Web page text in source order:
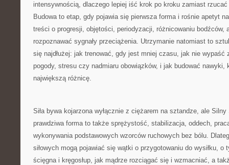
intensywnością, dlaczego lepiej iść krok po kroku zamiast rzucać
Budowa to etap, gdy pojawia się pierwsza forma i rośnie apetyt
treści o progresji, objętości, periodyzacji, różnicowaniu bodźców,
rozpoznawać sygnały przeciążenia. Utrzymanie natomiast to
się najdłużej: jak trenować, gdy jest mniej czasu, jak nie wypaść
pogody, stresu czy nadmiaru obowiązków, i jak budować nawyki,
największą różnicę.
Siła bywa kojarzona wyłącznie z ciężarem na sztandze, ale
prawdziwa forma to także sprężystość, stabilizacja, oddech,
wykonywania podstawowych wzorców ruchowych bez bólu.
siłowych mogą pojawiać się wątki o przygotowaniu do wysiłku, o
ścięgna i kręgosłup, jak mądrze rozciągać się i wzmacniać, a